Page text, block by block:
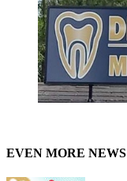
EVEN MORE NEWS